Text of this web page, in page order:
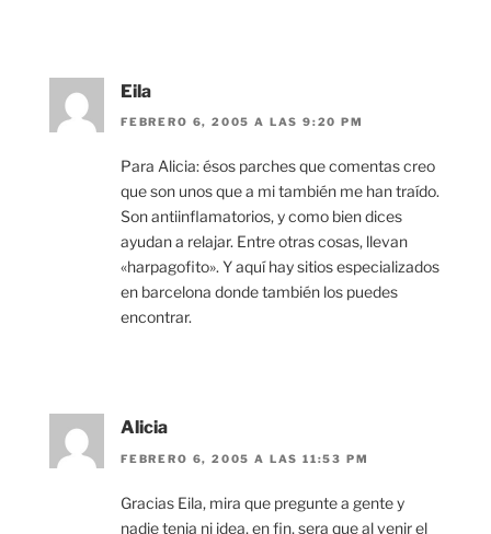
Eila
FEBRERO 6, 2005 A LAS 9:20 PM
Para Alicia: ésos parches que comentas creo
que son unos que a mi también me han traído.
Son antiinflamatorios, y como bien dices
ayudan a relajar. Entre otras cosas, llevan
«harpagofito». Y aquí hay sitios especializados
en barcelona donde también los puedes
encontrar.
Alicia
FEBRERO 6, 2005 A LAS 11:53 PM
Gracias Eila, mira que pregunte a gente y
nadie tenia ni idea, en fin, sera que al venir el